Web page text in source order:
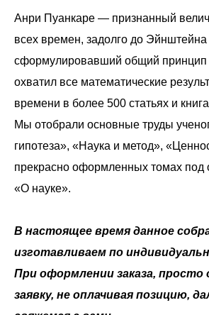
Анри Пуанкаре — признанный
всех времен, задолго до Эйнштейна
сформулировавший общий принцип
охватил все математические
времени в более 500 статьях и
Мы отобрали основные труды
гипотеза», «Наука и метод»,
прекрасно оформленных томах
«О науке».
В настоящее время данное
изготавливаем по
При оформлении заказа,
заявку, не оплачивая позицию,